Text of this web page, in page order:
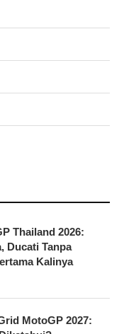
Thailand 2026:
Ducati Tanpa
Kalinya
MotoGP 2027: